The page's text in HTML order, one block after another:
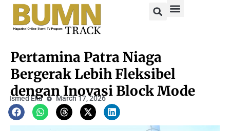
Pertamina Patra Niaga
Bergerak Lebih Fleksibel
dengan Inovasi Block Mode
Ismed Eka March 17, 2026